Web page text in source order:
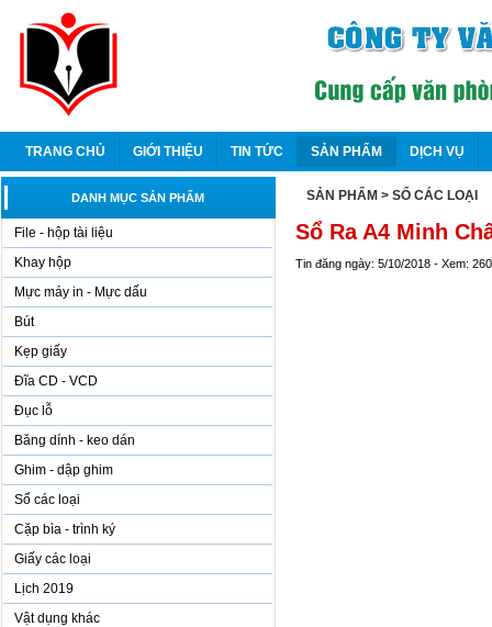
TRANG CHỦ GIỚI THIỆU TIN TỨC SẢN PHẨM DỊCH VỤ
DANH MỤC SẢN PHẨM
File - hộp tài liệu
Khay hộp
Mực máy in - Mực dấu
Bút
Kẹp giấy
Đĩa CD - VCD
Đục lỗ
Băng dính - keo dán
Ghim - dập ghim
Sổ các loại
Cặp bìa - trình ký
Giấy các loại
Lịch 2019
Vật dụng khác
SẢN PHẨM > SỔ CÁC LOẠI
Sổ Ra A4 Minh
Tin đăng ngày: 5/10/2018 - Xem: